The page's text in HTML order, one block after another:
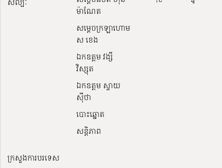
ម៉ាណែត
សម្ដេចក្រឡាហោម
ស ខេង
ឯកឧត្តម វង្សី
វិស្សុត
ឯកឧត្តម ស្វាយ
ស៊ីថា
បោះឆ្នោត
សន្តិភាព
ក្រសួងការបរទេស